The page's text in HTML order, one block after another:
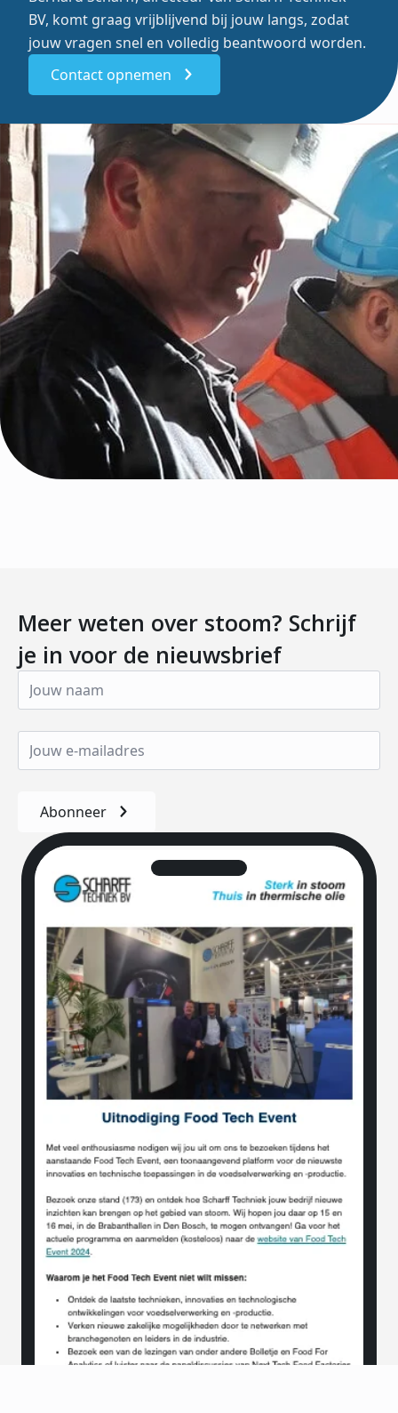
BV, komt graag vrijblijvend bij jouw langs, zodat
jouw vragen snel en volledig beantwoord worden.
Contact opnemen
Meer weten over stoom? Schrijf
je in voor de nieuwsbrief
Abonneer